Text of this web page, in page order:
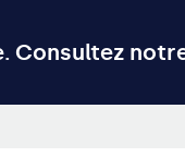
Consultez